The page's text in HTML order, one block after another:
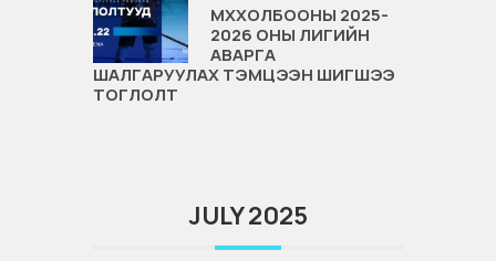
МХХОЛБООНЫ 2025-
2026 ОНЫ ЛИГИЙН
АВАРГА
ШАЛГАРУУЛАХ ТЭМЦЭЭН ШИГШЭЭ
ТОГЛОЛТ
JULY 2025